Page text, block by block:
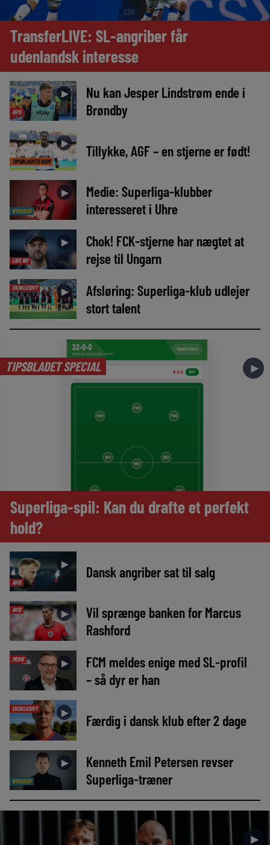
TransferLIVE: SL-angriber får
udenlandsk interesse
AVIS
►
Nu kan Jesper Lindstrøm ende i
Brøndby
TIPSBLADETS DOM
► Tillykke, AGF – en stjerne er født!
NYHEDER
►
Medie: Superliga-klubber
interesseret i Uhre
LIGE NU
►
Chok! FCK-stjerne har nægtet at
rejse til Ungarn
EKSKLUSIVT ►
Afsløring: Superliga-klub udlejer
stort talent
TIPSBLADET SPECIAL ►
Superliga-spil: Kan du drafte et perfekt
hold?
AVIS
► Dansk angriber sat til salg
AVIS ►
Vil sprænge banken for Marcus
Rashford
MEDIE ►
FCM meldes enige med SL-profil
– så dyr er han
EKSKLUSIVT ► Færdig i dansk klub efter 2 dage
NYHEDER
►
Kenneth Emil Petersen revser
Superliga-træner
►